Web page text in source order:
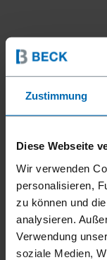
Zustimmung
Diese Webseite
Wir verwenden
personalisieren,
zu können und
analysieren.
Verwendung
soziale Medien,
Befestigungsmittel
NÄGEL